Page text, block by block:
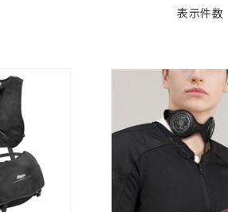
表示件数